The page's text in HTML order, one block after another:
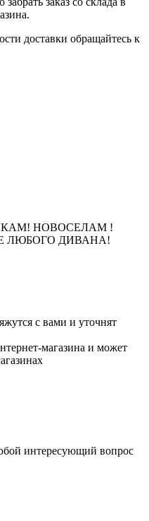
доставки обращайтесь к
НОВОСЕЛАМ !
ЛЮБОГО ДИВАНА!
с вами и уточнят
магазина и может
интересующий вопрос